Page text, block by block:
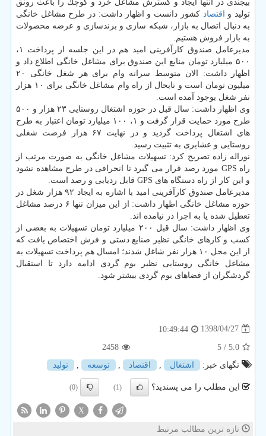
بیجندی در انتها ایجاد و گسترش مشاغل خرد و كوچك را باعث رونق
تولید و
اقتصاد كشور دانست و اظهار داشت: در طرح مشاغل خانگی
به دنبال اتصال به بازار، شبكه سازی و برندسازی و عرضه محصولات
به بازار فروش هستیم.
مدیرعامل صندوق كارآفرینی امید هم در این جلسه از پرداخت ۱،
۵۰۰ میلیارد تومان منابع این صندوق برای مشاغل خانگی اطلاع داد و
اظهار داشت: الان متوسط سرانه وام برای هر شغل خانگی ۲۰
میلیون تومان است و تابحال از راه وام مشاغل خانگی برای ۱۰ هزار
نفر شغل بوجود آمده است.
وی اظهار داشت: سال قبل در حوزه اشتغال روستایی ۲۳ هزار و ۵۰۰
طرح مورد حمایت قرار گرفت و ۱، ۱۰۰ میلیارد تومان اعتبار به طرح
های اشتغال پرداخت گردید و در نهایت ۶۷ هزار فرصت شغلی
روستایی و عشایری به تثبیت رسید.
نوراله زاده تصریح كرد: تسهیلات مشاغل خانگی به صورت مرتب از
راه GPS مورد رصد قرار می گیرد تا انحرافی در طرح مشاهده نشود
و این كار از راه دستگاه های GPS قابل ردیابی و رصد است.
مدیرعامل صندوق كارآفرینی امید با اشاره به ایجاد ۹۲ هزار شغل در
حوزه مشاغل خانگی اظهار داشت: از این میزان تنها ۶ درصد مشاغل
تعطیل شده یا به اجرا در نیامده اند.
وی اظهار داشت: سال قبل ۲۰۰ میلیارد تومان تسهیلات به بعضی از
كسب و كارهای خانگی نظیر صنایع دستی و فرش اختصاص یافت كه
از این محل ۱۰ هزار نفر شاغل شدند؛ امسال هم پرداخت تسهیلات به
مشاغل خانگی روستایی نظیر بوم گردی ادامه دارد تا استقبال
گردشگران از فضاهای بوم گردی بیشتر شود.
1398/04/27
10:49:44
5.0
/ 5
2458
تگهای خبر:
اشتغال اقتصاد توسعه تولید
این مطلب را می پسندید؟ (1)
(0)
X
تازه ترین مطالب مرتبط